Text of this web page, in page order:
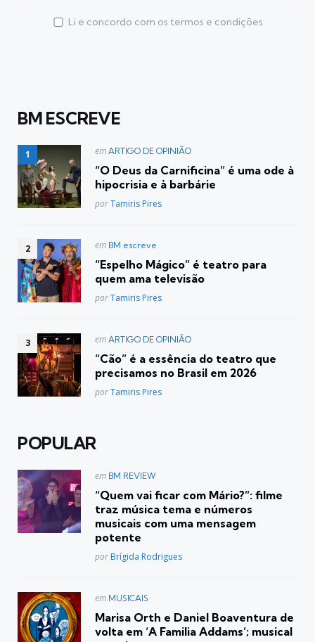
Li e concordo com os termos e condições
BM ESCREVE
Postado
em ARTIGO DE OPINIÃO
“O Deus da Carnificina” é uma ode à
hipocrisia e à barbárie
Posted
porTamiris Pires
Postado
em BM escreve
“Espelho Mágico” é teatro para
quem ama televisão
Posted
porTamiris Pires
Postado
em ARTIGO DE OPINIÃO
“Cão” é a essência do teatro que
precisamos no Brasil em 2026
Posted
porTamiris Pires
POPULAR
Postado
em BM REVIEW
“Quem vai ficar com Mário?”: filme
traz música tema e números
musicais com uma mensagem
potente
Posted
por Brígida Rodrigues
Postado
em MUSICAIS
Marisa Orth e Daniel Boaventura de
volta em ‘A Familia Addams’; musical